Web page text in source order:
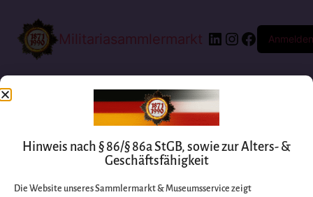
Militariasammlermarkt Anmelden
Hinweis nach § 86/§ 86a StGB, sowie zur Alters- &
Geschäftsfähigkeit
Die Website unseres Sammlermarkt & Museumsservice zeigt